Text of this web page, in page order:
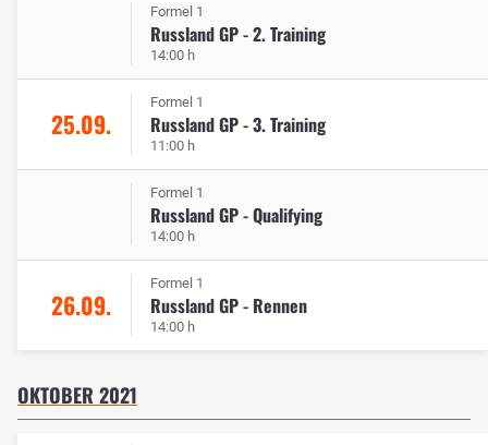
Formel 1
Russland GP - 2. Training
14:00 h
25.09.
Formel 1
Russland GP - 3. Training
11:00 h
Formel 1
Russland GP - Qualifying
14:00 h
26.09.
Formel 1
Russland GP - Rennen
14:00 h
OKTOBER 2021